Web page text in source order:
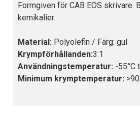
Formgiven för CAB EOS skrivare.
kemikalier.
Material: Polyolefin / Färg: gul
Krympförhållanden:3:1
Användningstemperatur: -55°C
Minimum krymptemperatur: